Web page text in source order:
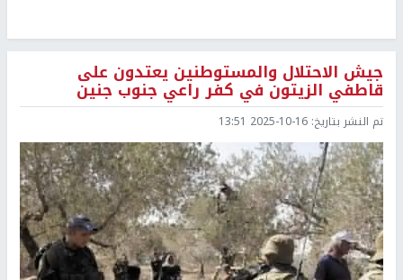
جيش الاحتلال والمستوطنين يعتدون على
قاطفي الزيتون في كفر راعي جنوب جنين
تم النشر بتاريخ: 2025-10-16 13:51